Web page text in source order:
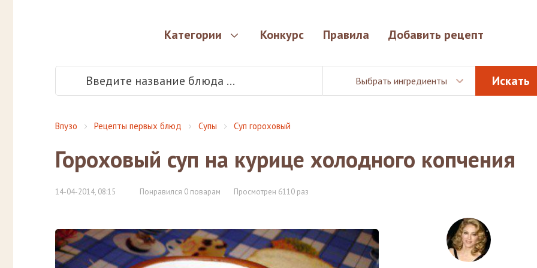
Категории Конкурс Правила Добавить рецепт
Выбрать ингредиенты
Впузо Рецепты первых блюд Супы Суп гороховый
Гороховый суп на курице холодного копчения
14-04-2014, 08:15 Понравился 0 поварам Просмотрен 6110 раз